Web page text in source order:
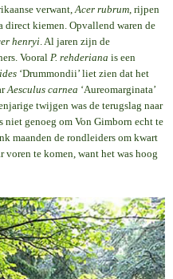
verwant, Acer rubrum , rijpen
direct kiemen. Opvallend waren de
henryi . Al jaren zijn de
Vooral P. rehderiana is een
‘Drummondii’ liet zien dat het
Aesculus carnea ‘Aureomarginata’
twijgen was de terugslag naar
niet genoeg om Von Gimborn echt te
maanden de rondleiders om kwart
voren te komen, want het was hoog